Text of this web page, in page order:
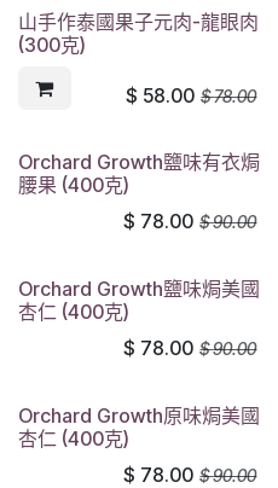
山手作泰國果子元肉-龍眼肉
(300克)
$ 58.00 $78.00
Orchard Growth鹽味有衣焗
腰果 (400克)
$ 78.00 $90.00
Orchard Growth鹽味焗美國
杏仁 (400克)
$ 78.00 $90.00
Orchard Growth原味焗美國
杏仁 (400克)
$ 78.00 $90.00